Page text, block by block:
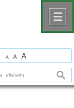
A A A